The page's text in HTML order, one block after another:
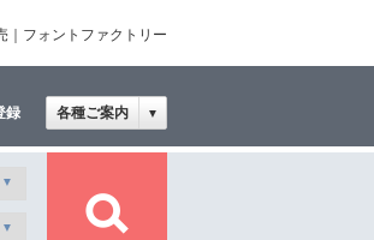
｜フォントファクトリー
録 各種ご案内 ▼